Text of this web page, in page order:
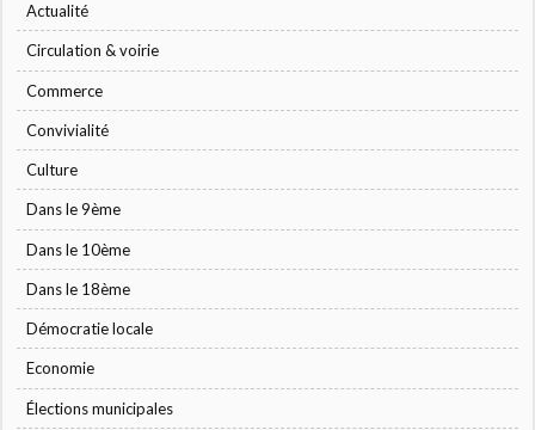
Actualité
Circulation & voirie
Commerce
Convivialité
Culture
Dans le 9ème
Dans le 10ème
Dans le 18ème
Démocratie locale
Economie
Élections municipales